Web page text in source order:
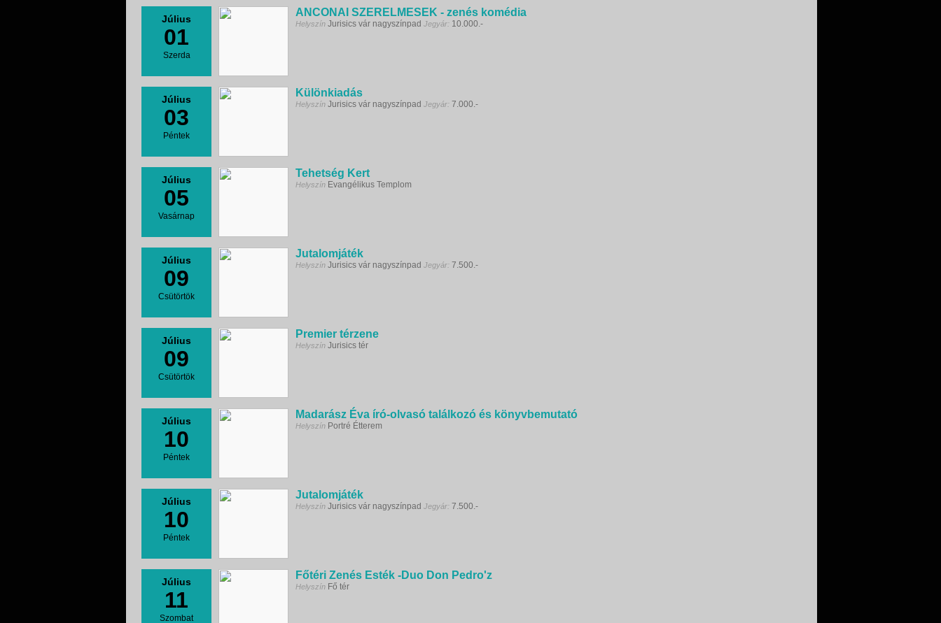
Július
01
Szerda
ANCONAI SZERELMESEK - zenés komédia
Helyszín Jurisics vár nagyszínpad Jegyár: 10.000.-
Július
03
Péntek
Különkiadás
Helyszín Jurisics vár nagyszínpad Jegyár: 7.000.-
Július
05
Vasárnap
Tehetség Kert
Helyszín Evangélikus Templom
Július
09
Csütörtök
Jutalomjáték
Helyszín Jurisics vár nagyszínpad Jegyár: 7.500.-
Július
09
Csütörtök
Premier térzene
Helyszín Jurisics tér
Július
10
Péntek
Madarász Éva író-olvasó találkozó és könyvbemutató
Helyszín Portré Étterem
Július
10
Péntek
Jutalomjáték
Helyszín Jurisics vár nagyszínpad Jegyár: 7.500.-
Július
11
Szombat
Főtéri Zenés Esték -Duo Don Pedro'z
Helyszín Fő tér